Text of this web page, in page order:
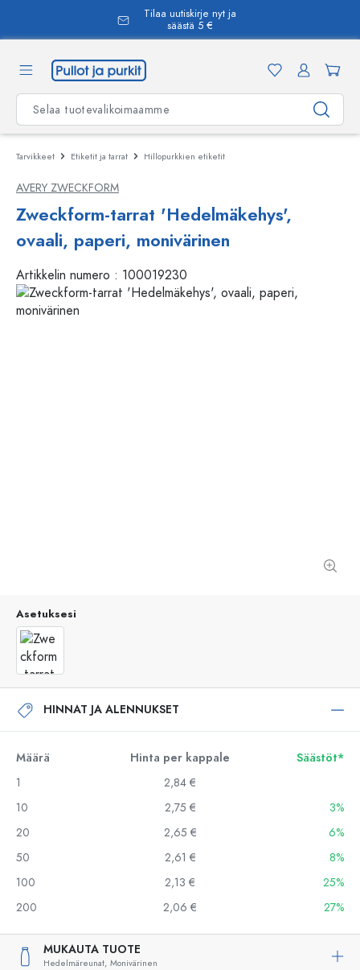
Tilaa uutiskirje nyt ja
säästä 5 €
Tarvikkeet Etiketit ja tarrat Hillopurkkien etiketit
AVERY ZWECKFORM
Zweckform-tarrat 'Hedelmäkehys',
ovaali, paperi, monivärinen
Artikkelin numero : 100019230
Asetuksesi
HINNAT JA ALENNUKSET
Määrä Hinta per kappale
Säästöt*
1
2,84 €
10
2,75 €
3%
20
2,65 €
6%
50
2,61 €
8%
100
2,13 €
25%
200
2,06 € 27%
MUKAUTA TUOTE
Hedelmäreunat, Monivärinen